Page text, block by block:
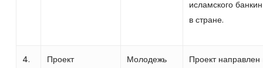
исламского
в стране.
4.
Проект
Молодежь
Проект направлен